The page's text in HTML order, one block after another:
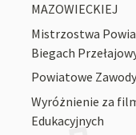
MAZOWIECKIEJ
Mistrzostwa
Biegach
Powiatowe
Wyróżnienie za
Edukacyjnych